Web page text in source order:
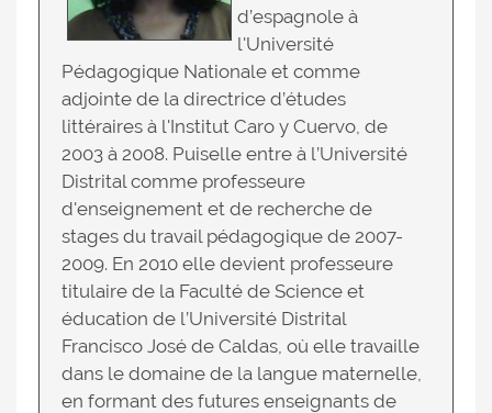
d’espagnole à
l'Université
Pédagogique Nationale et comme
adjointe de la directrice d’études
littéraires à l'Institut Caro y Cuervo, de
2003 à 2008. Puiselle entre à l’Université
Distrital comme professeure
d'enseignement et de recherche de
stages du travail pédagogique de 2007-
2009. En 2010 elle devient professeure
titulaire de la Faculté de Science et
éducation de l’Université Distrital
Francisco José de Caldas, où elle travaille
dans le domaine de la langue maternelle,
en formant des futures enseignants de